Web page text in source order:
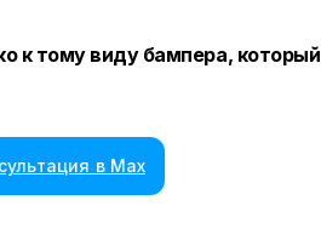
к тому виду бампера, который
в Max